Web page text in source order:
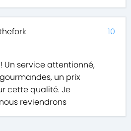
Un service attentionné,
un prix
cette qualité. Je
reviendrons
10